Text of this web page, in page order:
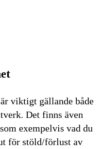
viktigt gällande både
Det finns även
exempelvis vad du
för stöld/förlust av